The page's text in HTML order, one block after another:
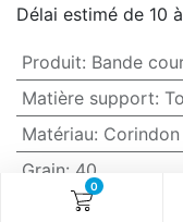
0
Délai estimé de 10
Produit: Bande
Matière support:
Matériau: Corindon
Grain: 40
Anti-encrassement